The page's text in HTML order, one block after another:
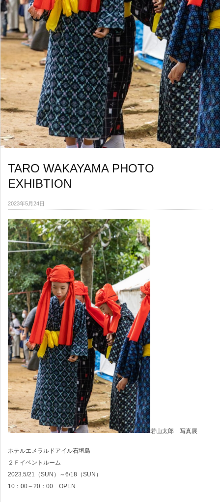
TARO WAKAYAMA PHOTO
EXHIBTION
2023年5月24日
若山太郎 写真展
ホテルエメラルドアイル石垣島
２Ｆイベントルーム
2023.5/21（SUN）～6/18（SUN）
10：00～20：00 OPEN